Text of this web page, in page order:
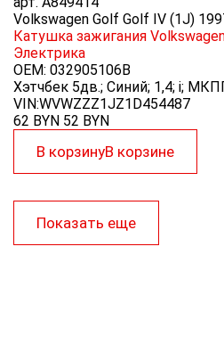
Volkswagen Golf Golf IV (1J)
Катушка зажигания
Электрика
OEM: 032905106B
Хэтчбек 5дв.; Синий; 1,4; i;
VIN:WVWZZZ1JZ1D454487
62 BYN 52 BYN
В корзинуВ корзине
Показать еще